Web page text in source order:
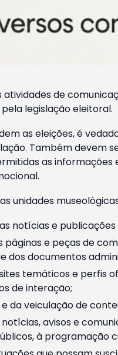
atividades de
legislação eleitoral.
as eleições, é
Também devem
as
unidades
notícias e
páginas e peças de
dos documentos
temáticos e perfis
de interação;
da veiculação de
avisos e
à programação